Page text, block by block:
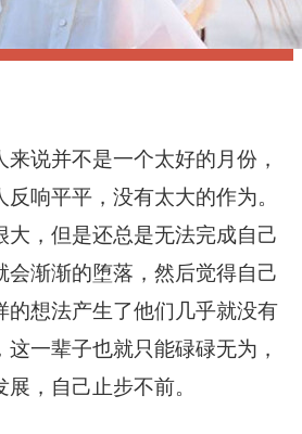
说并不是一个太好的月份，
响平平，没有太大的作为。
大，但是还总是无法完成自己
会渐渐的堕落，然后觉得自己
的想法产生了他们几乎就没有
一辈子也就只能碌碌无为，
，自己止步不前。